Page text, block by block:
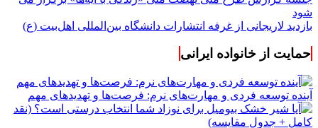
شود
بازدید لاریجانی از غرفه انتشارات دانشگاه بین‌المللی اهل‌بیت (ع)
حمایت از خانواده ایرانی
آینده توسعه فردی و مهارت‌های نرم: فرصت‌ها و تهدیدهای مهم